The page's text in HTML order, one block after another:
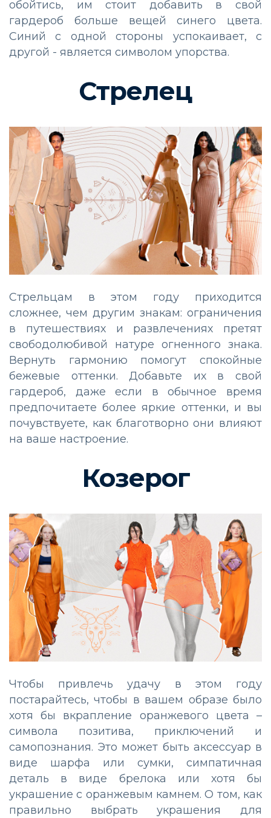
обойтись, им стоит добавить в свой
гардероб больше вещей синего цвета.
Синий с одной стороны успокаивает, с
другой - является символом упорства.
Стрелец
Стрельцам в этом году приходится
сложнее, чем другим знакам: ограничения
в путешествиях и развлечениях претят
свободолюбивой натуре огненного знака.
Вернуть гармонию помогут спокойные
бежевые оттенки. Добавьте их в свой
гардероб, даже если в обычное время
предпочитаете более яркие оттенки, и вы
почувствуете, как благотворно они влияют
на ваше настроение.
Козерог
Чтобы привлечь удачу в этом году
постарайтесь, чтобы в вашем образе было
хотя бы вкрапление оранжевого цвета –
символа позитива, приключений и
самопознания. Это может быть аксессуар в
виде шарфа или сумки, симпатичная
деталь в виде брелока или хотя бы
украшение с оранжевым камнем. О том, как
правильно выбрать украшения для